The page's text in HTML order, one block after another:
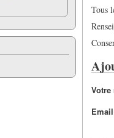
Tous
Votre
Email